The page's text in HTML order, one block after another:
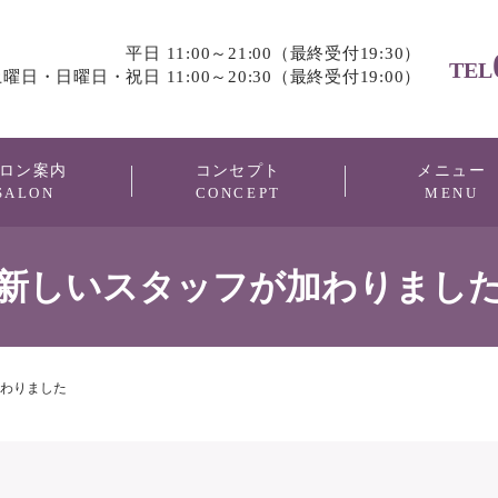
ン案内
コンセプト
CONCEPT
メニュー
MENU
平日 11:00～21:00（最終受付19:30）
曜日・日曜日・祝日 11:00～20:30（最終受付19:00）
TEL
しいスタッフが加わりまし
りました